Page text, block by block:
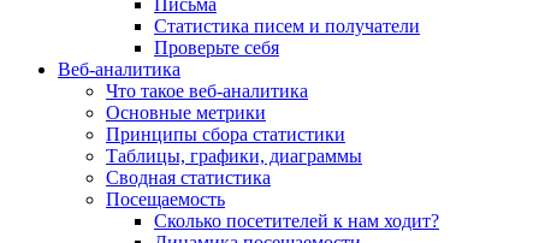
Письма
Статистика писем и получатели
Проверьте себя
Веб-аналитика
Что такое веб-аналитика
Основные метрики
Принципы сбора статистики
Таблицы, графики, диаграммы
Сводная статистика
Посещаемость
Сколько посетителей к нам ходит?